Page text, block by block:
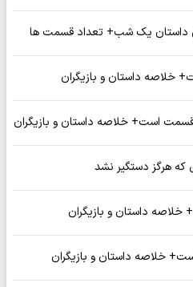
داستان یک شب+ تعداد قسمت ها
خلاصه داستان و بازیگران
است+ خلاصه داستان و بازیگران
هرگز دستگیر نشد
داستان و بازیگران
خلاصه داستان و بازیگران